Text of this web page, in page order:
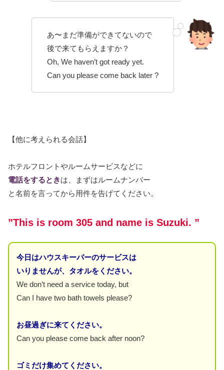
あ〜まだ準備ができてないので
後で来てもらえますか？
Oh, We haven’t got ready yet.
Can you please come back later ?
【他に考えられる会話】
ホテルフロントやルームサービスなどに
電話をするときは、まずはルームナンバー
と名前を言ってから用件を告げてください。
”This is room 305 and name is Suzuki. ”
今日はハウスキーパーのサービスは
いりませんが、タオルをください。
We don’t need a service today, but
Can I have two bath towels please?
お昼過ぎに来てください。
Can you please come back after noon?
ゴミだけ集めてください。